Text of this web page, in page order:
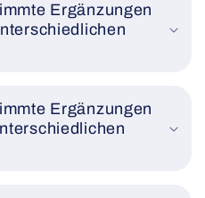
Ergänzungen
Ergänzungen